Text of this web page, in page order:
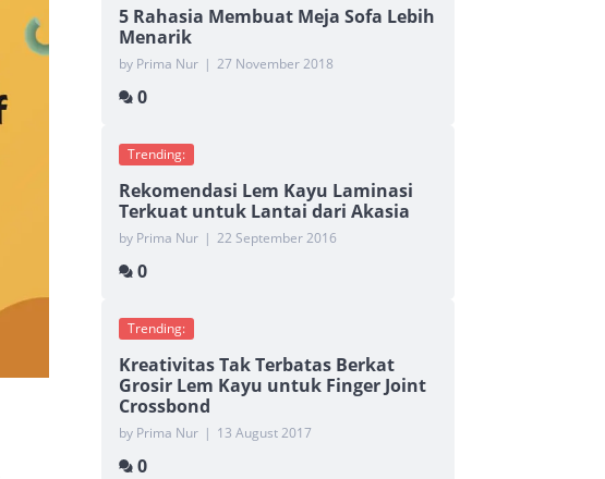
5 Rahasia Membuat Meja Sofa Lebih
Menarik
by Prima Nur | 27 November 2018
0
Trending:
Rekomendasi Lem Kayu Laminasi
Terkuat untuk Lantai dari Akasia
by Prima Nur | 22 September 2016
0
Trending:
Kreativitas Tak Terbatas Berkat
Grosir Lem Kayu untuk Finger Joint
Crossbond
by Prima Nur | 13 August 2017
0